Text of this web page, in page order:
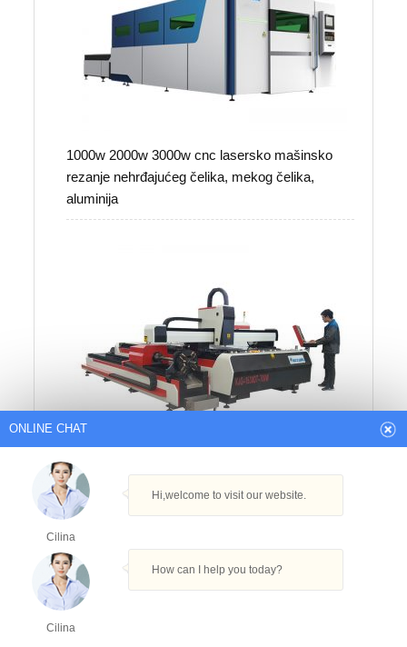
1000w 2000w 3000w cnc lasersko mašinsko
rezanje nehrđajućeg čelika, mekog čelika,
aluminija
napredni raytools rezanje glave cnc vlakno
lasersko rezanje stroj cnc čelični laserski rezač
ONLINE CHAT
Cilina
Hi,welcome to visit our website.
Cilina
How can I help you today?